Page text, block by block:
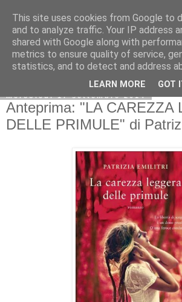
mercoledì 17 settembre 2014
Anteprima: "LA CAREZZA
DELLE PRIMULE" di
This site uses cookies from Google to
and to analyze traffic. Your IP address
shared with Google along with
metrics to ensure quality of service,
statistics, and to detect and address
LEARN MORE GOT